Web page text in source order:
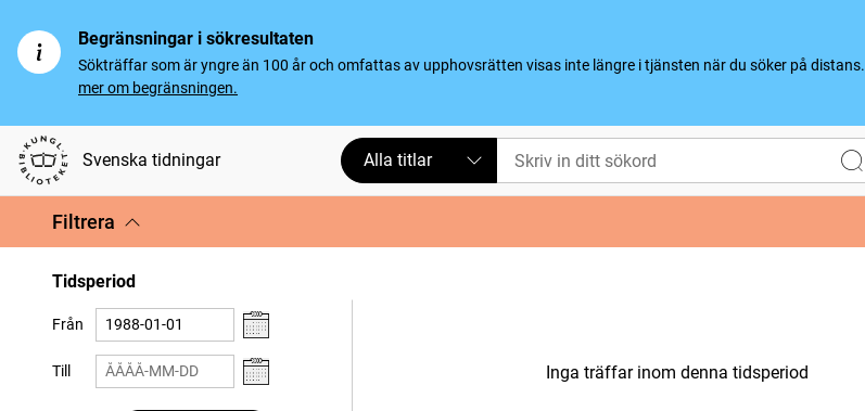
Begränsningar i sökresultaten
Sökträffar som är yngre än 100 år och omfattas av upphovsrätten visas inte längre i tjänsten när du söker på distans.
mer om begränsningen.
Svenska tidningar Alla titlar
Filtrera
Tidsperiod
Från
Till Inga träffar inom denna tidsperiod